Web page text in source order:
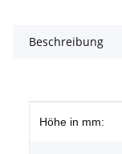
Beschreibung
Wert
Höhe in mm: